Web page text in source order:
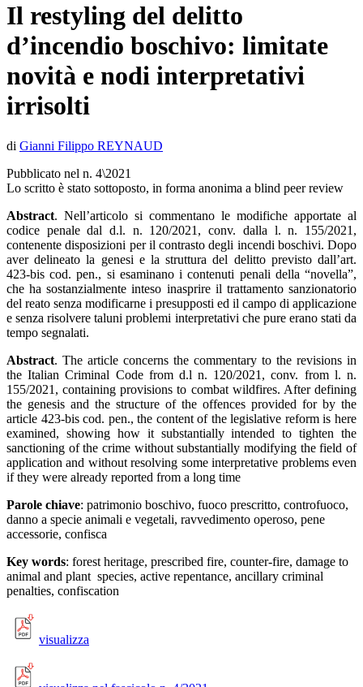
Il restyling del delitto
d’incendio boschivo: limitate
novità e nodi interpretativi
irrisolti
di Gianni Filippo REYNAUD
Pubblicato nel n. 4\2021
Lo scritto è stato sottoposto, in forma anonima a blind peer review
Abstract. Nell’articolo si commentano le modifiche apportate al
codice penale dal d.l. n. 120/2021, conv. dalla l. n. 155/2021,
contenente disposizioni per il contrasto degli incendi boschivi. Dopo
aver delineato la genesi e la struttura del delitto previsto dall’art.
423-bis cod. pen., si esaminano i contenuti penali della “novella”,
che ha sostanzialmente inteso inasprire il trattamento sanzionatorio
del reato senza modificarne i presupposti ed il campo di applicazione
e senza risolvere taluni problemi interpretativi che pure erano stati da
tempo segnalati.
Abstract. The article concerns the commentary to the revisions in
the Italian Criminal Code from d.l n. 120/2021, conv. from l. n.
155/2021, containing provisions to combat wildfires. After defining
the genesis and the structure of the offences provided for by the
article 423-bis cod. pen., the content of the legislative reform is here
examined, showing how it substantially intended to tighten the
sanctioning of the crime without substantially modifying the field of
application and without resolving some interpretative problems even
if they were already reported from a long time
Parole chiave: patrimonio boschivo, fuoco prescritto, controfuoco,
danno a specie animali e vegetali, ravvedimento operoso, pene
accessorie, confisca
Key words: forest heritage, prescribed fire, counter-fire, damage to
animal and plant species, active repentance, ancillary criminal
penalties, confiscation
visualizza